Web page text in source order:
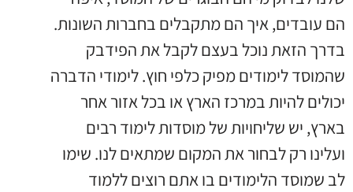
הם עובדים, איך הם מתקבלים בחברות השונות.
בדרך הזאת נוכל בעצם לקבל את הפידבק
שהמוסד לימודים מפיק כלפי חוץ. לימודי הדברה
יכולים להיות במרכז הארץ או בכל אזור אחר
בארץ, יש שליחויות של מוסדות לימוד רבים
ועלינו רק לבחור את המקום שמתאים לנו. שימו
לב שמוסד הלימודים בו אתם רוצים ללמוד